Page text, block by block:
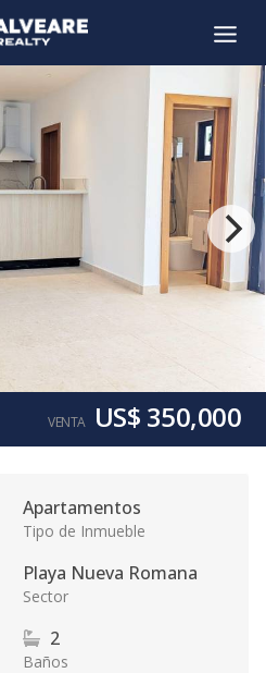
VENTA US$ 350,000
Apartamentos
Tipo de Inmueble
Playa Nueva Romana
Sector
2
Baños